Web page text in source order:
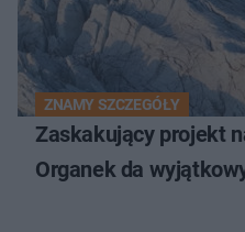
ZNAMY SZCZEGÓŁY
Zaskakujący projekt
Organek da